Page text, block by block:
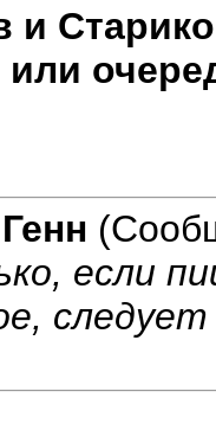
и
Генн
если